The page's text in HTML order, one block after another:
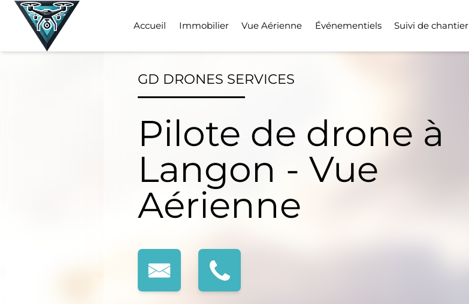
Skip
Accueil Immobilier Vue Aérienne Événementiels Suivi de chantier
GD DRONES SERVICES
Pilote de drone à
Langon - Vue
Aérienne